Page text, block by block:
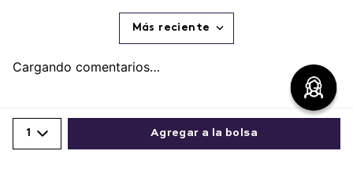
1 Agregar a la bolsa
Más reciente
Cargando comentarios…